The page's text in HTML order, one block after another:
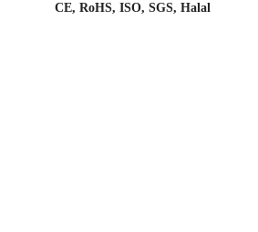
CE, RoHS, ISO, SGS, Halal